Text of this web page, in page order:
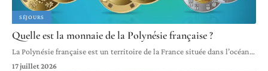
SÉJOURS
Quelle est la monnaie de la Polynésie française ?
La Polynésie française est un territoire de la France située dans l’océan…
17 juillet 2026